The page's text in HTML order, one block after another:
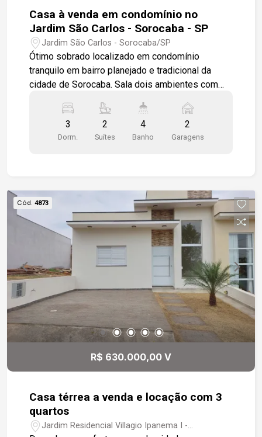
Casa à venda em condomínio no
Jardim São Carlos - Sorocaba - SP
Jardim São Carlos - Sorocaba/SP
Ótimo sobrado localizado em condomínio
tranquilo em bairro planejado e tradicional da
cidade de Sorocaba. Sala dois ambientes com
americana com paredes azulejadas até o teto e
armários planejados 3 quartos, sendo duas
suítes, a master com banheira de hidro
adulto e infantil aquecidas, salão de festas, área
gourmet e playground. Em ótima localização, a
apenas 9 minutos do Shopping Iguatemi, com
fácil acesso a rodovia Raposo Tavares e próximo
a supermercados, restaurantes e lanchonetes.
3
Dorm.
2
Suítes
4
Banho
2
Garagens
Cód. 4873
R$ 630.000,00 V
Casa térrea a venda e locação com 3
quartos
Jardim Residencial Villagio Ipanema I -